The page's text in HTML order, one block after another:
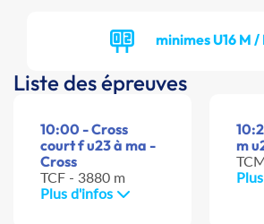
minimes U16 M /
Liste des épreuves
10:00 - Cross
court f u23 à ma -
Cross
TCF - 3880 m
Plus d'infos
m